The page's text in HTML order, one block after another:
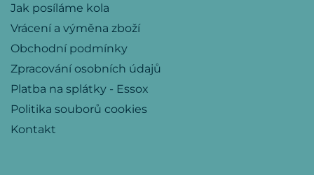
Jak posíláme kola
Vrácení a výměna zboží
Obchodní podmínky
Zpracování osobních údajů
Platba na splátky - Essox
Politika souborů cookies
Kontakt